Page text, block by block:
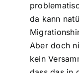
da kann
Aber doch
kein